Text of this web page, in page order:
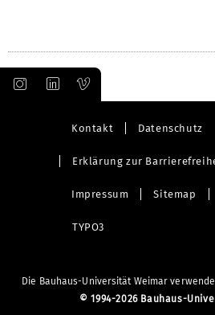
Kontakt Datenschutz
Erklärung zur
Impressum Sitemap
TYPO3
Die Bauhaus-Universität Weimar
© 1994-2026 Bauhaus-